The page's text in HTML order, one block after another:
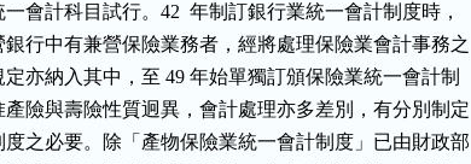
統一會計科目試行。42  年制訂銀行業統一會計制度時，
國營銀行中有兼營保險業務者，經將處理保險業會計事務之
規定亦納入其中，至 49 年始單獨訂頒保險業統一會計制
。惟產險與壽險性質迥異，會計處理亦多差別，有分別制定
計制度之必要。除「產物保險業統一會計制度」已由財政部